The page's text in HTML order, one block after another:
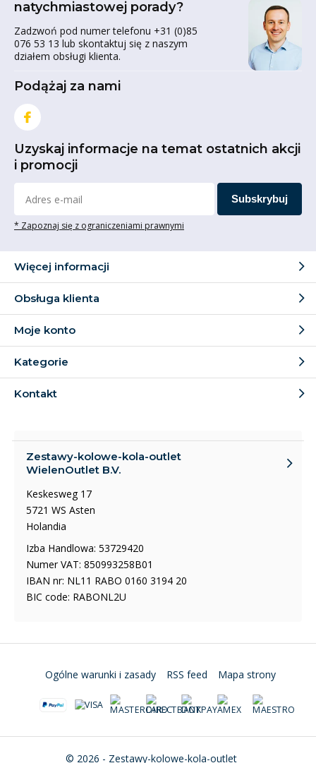
natychmiastowej porady?
Zadzwoń pod numer telefonu +31 (0)85
076 53 13 lub skontaktuj się z naszym
działem obsługi klienta.
Podążaj za nami
Uzyskaj informacje na temat ostatnich akcji
i promocji
Subskrybuj
* Zapoznaj się z ograniczeniami prawnymi
Więcej informacji
Obsługa klienta
Moje konto
Kategorie
Kontakt
Zestawy-kolowe-kola-outlet
WielenOutlet B.V.
Keskesweg 17
5721 WS Asten
Holandia
Izba Handlowa: 53729420
Numer VAT: 850993258B01
IBAN nr: NL11 RABO 0160 3194 20
BIC code: RABONL2U
© 2026 - Zestawy-kolowe-kola-outlet
Ogólne warunki i zasady RSS feed Mapa strony